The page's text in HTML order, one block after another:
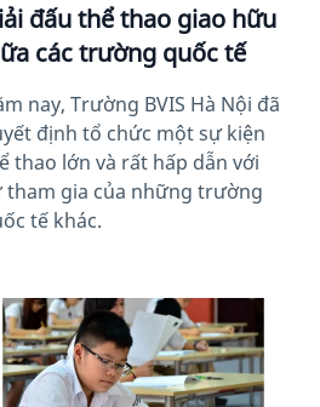
đấu thể thao giao hữu
các trường quốc tế
nay, Trường BVIS Hà Nội đã
định tổ chức một sự kiện
thao lớn và rất hấp dẫn với
tham gia của những trường
tế khác.
image